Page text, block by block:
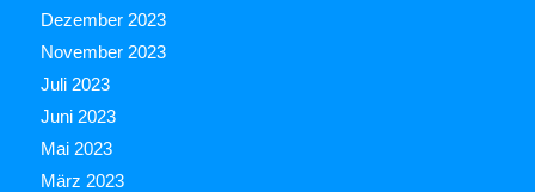
Dezember 2023
November 2023
Juli 2023
Juni 2023
Mai 2023
März 2023